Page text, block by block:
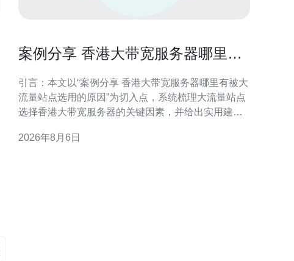
案例分享 香港大带宽服务器哪里有
引言：本文以“案例分享 香港大带宽服务器哪里有被大
流量站点选用的原因”为切入点，系统梳理大流量站点
选择香港大带宽服务器的关键因素，并给出实用建
策。 香港大带宽服务器的地理与市场优势 香港处于东
2026年8月6日